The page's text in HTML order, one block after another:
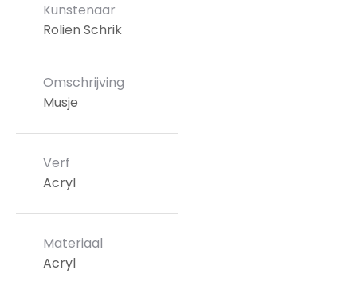
Kunstenaar
Rolien Schrik
Omschrijving
Musje
Verf
Acryl
Materiaal
Acryl